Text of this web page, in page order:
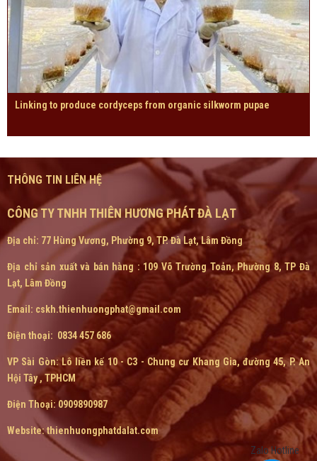
Linking to produce cordyceps from organic silkworm pupae
THÔNG TIN LIÊN HỆ
CÔNG TY TNHH THIÊN HƯƠNG PHÁT ĐÀ LẠT
Địa chỉ: 77 Hùng Vương, Phường 9, TP. Đà Lạt, Lâm Đồng
Địa chỉ sản xuất và bán hàng : 109 Võ Trường Toản, Phường 8, TP Đà
Lạt, Lâm Đồng
Email: cskh.thienhuongphat@gmail.com
Điện thoại: 0834 457 686
VP Sài Gòn:Lô liền kế 10 - C3 - Chung cư Khang Gia, đường 45, P. An
Hội Tây , TPHCM
Điện Thoại: 0909890987
Website: thienhuongphatdalat.com
Zalo Hotline